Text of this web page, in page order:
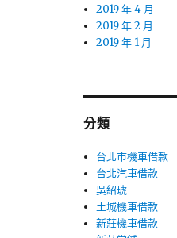
2019 年 4 月
2019 年 2 月
2019 年 1 月
分類
台北市機車借款
台北汽車借款
吳紹琥
土城機車借款
新莊機車借款